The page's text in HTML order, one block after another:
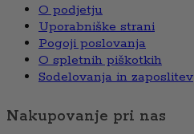
O podjetju
Uporabniške strani
Pogoji poslovanja
O spletnih piškotkih
Sodelovanja in zaposlitev
Nakupovanje pri nas